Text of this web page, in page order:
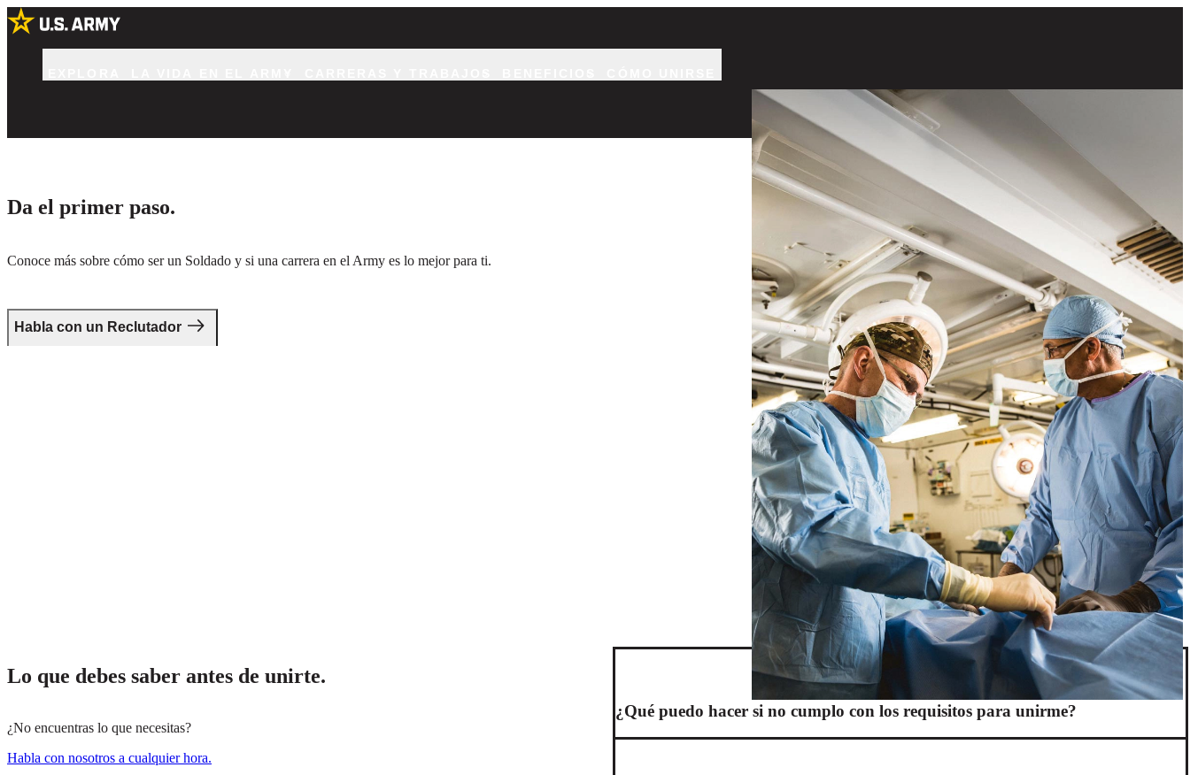
Da el primer paso.
Conoce más sobre cómo ser un Soldado y si una carrera en el Army es lo mejor para ti.
Habla con un Reclutador
Dos cirujanos del Army preparándose para un procedimiento en un quirófano
Lo que debes saber antes de unirte.
¿No encuentras lo que necesitas?
Habla con nosotros a cualquier hora.
¿Qué puedo hacer si no cumplo con los requisitos para unirme?